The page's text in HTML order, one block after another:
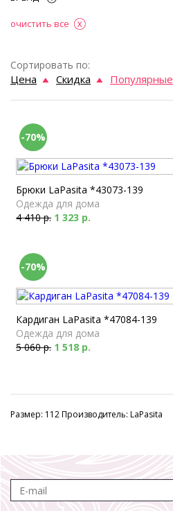
очистить все
Сортировать по:
Цена Скидка Популярные
-70%
Брюки LaPasita *43073-139
Одежда для дома
4 410 р. 1 323 р.
-70%
Кардиган LaPasita *47084-139
Одежда для дома
5 060 р. 1 518 р.
Размер: 112 Производитель: LaPasita